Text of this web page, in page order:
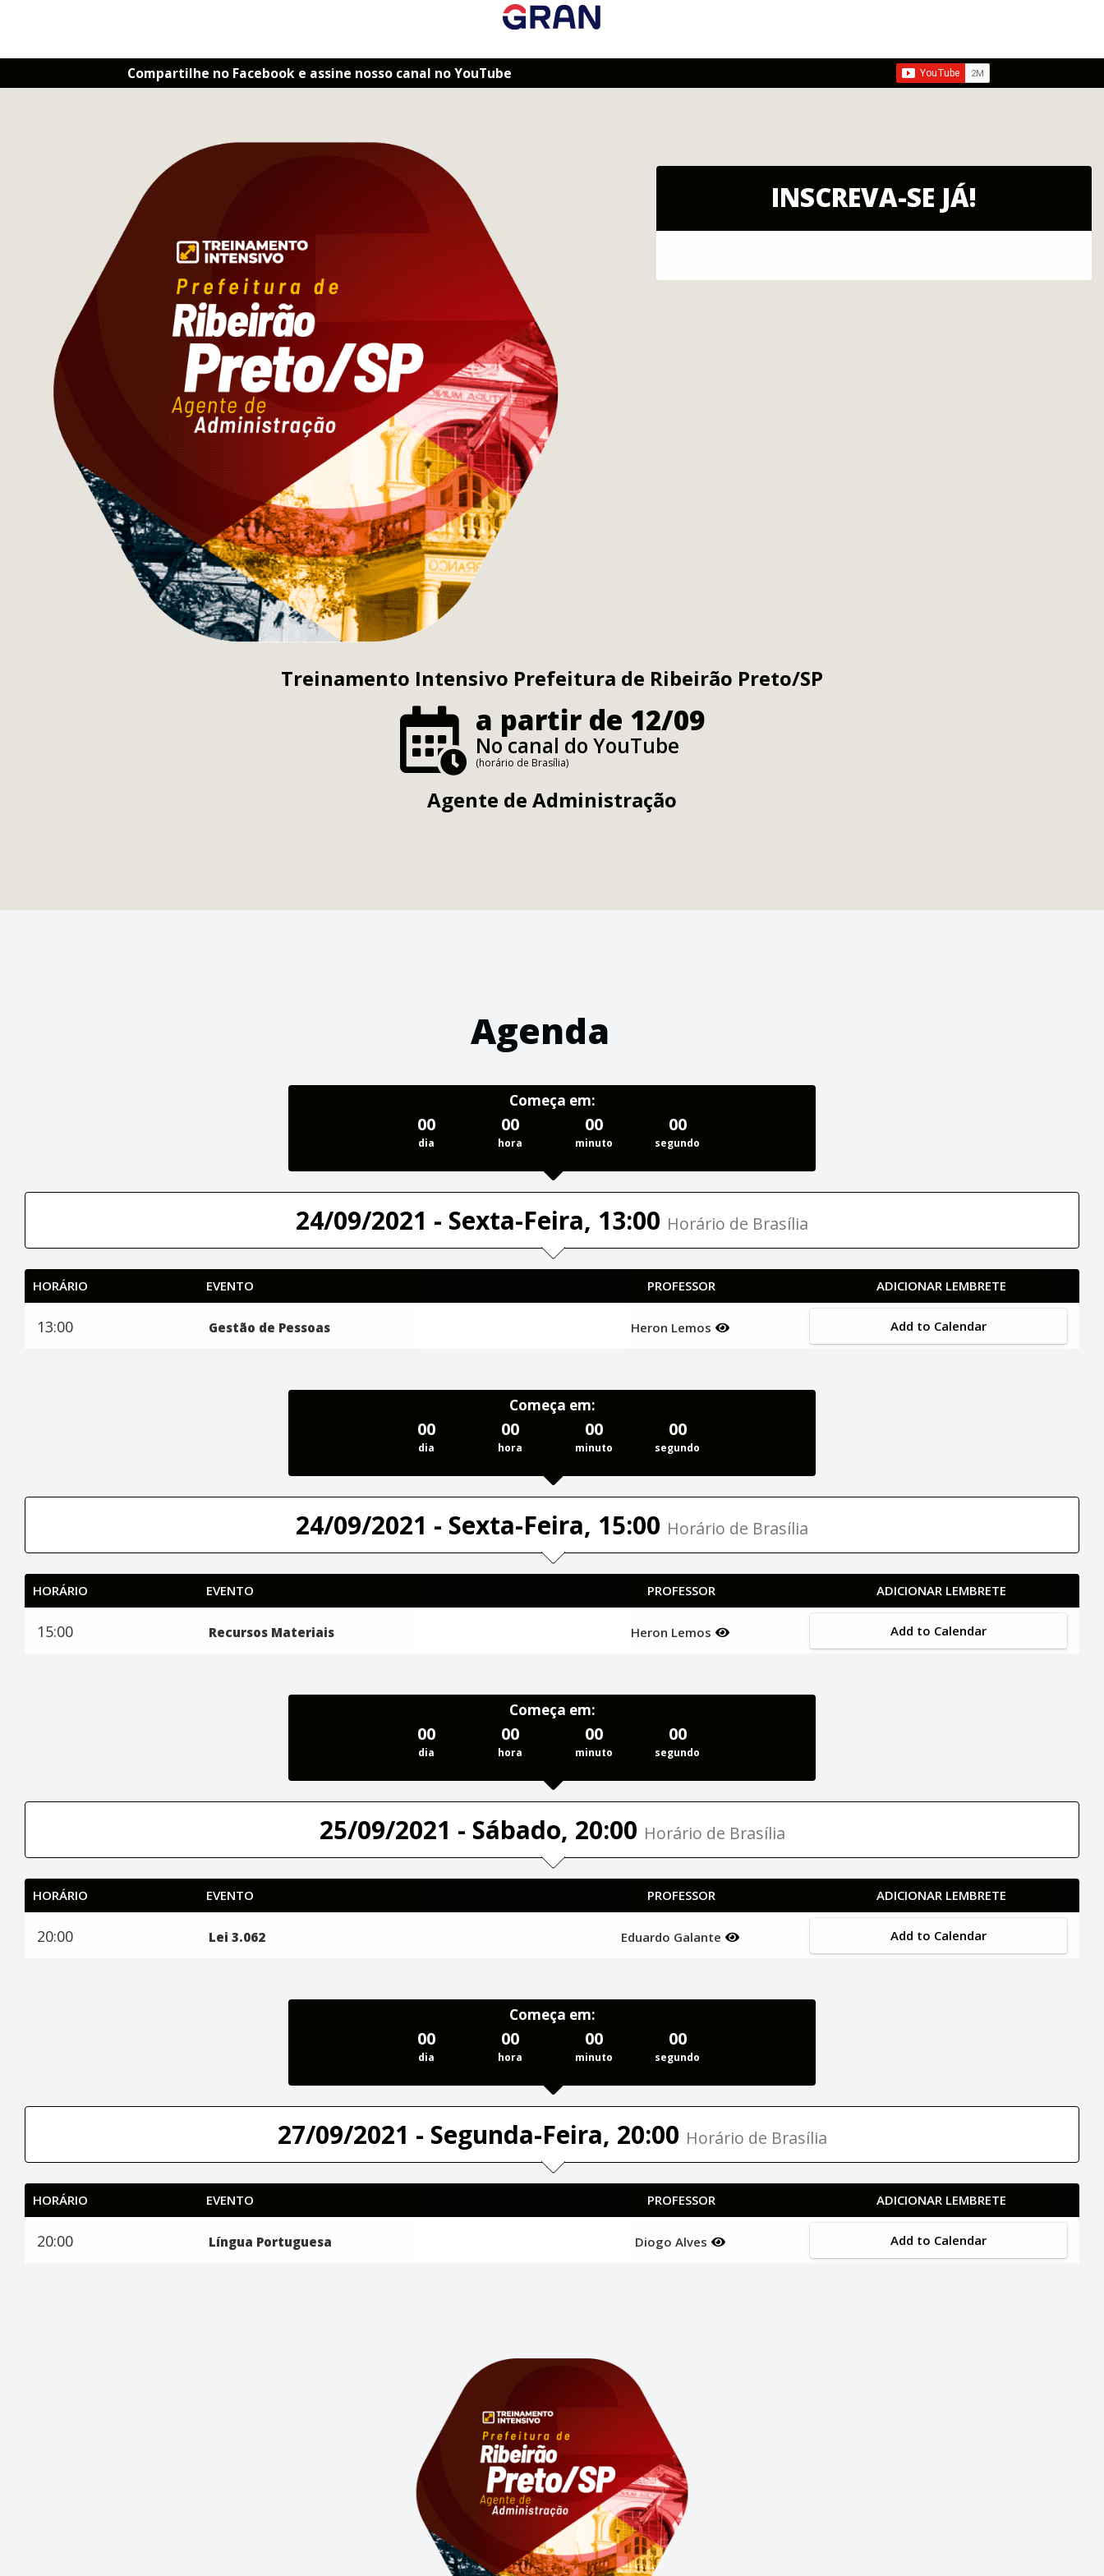
Compartilhe no Facebook e assine nosso canal no YouTube
INSCREVA-SE JÁ!
Treinamento Intensivo Prefeitura de Ribeirão Preto/SP
a partir de 12/09
No canal do YouTube
(horário de Brasília)
Agente de Administração
Agenda
Começa em:
00
dia
00
hora
00
minuto
00
segundo
24/09/2021 - Sexta-Feira, 13:00 Horário de Brasília
HORÁRIO EVENTO PROFESSOR ADICIONAR LEMBRETE
13:00 Gestão de Pessoas Heron Lemos Add to Calendar
Começa em:
00
dia
00
hora
00
minuto
00
segundo
24/09/2021 - Sexta-Feira, 15:00 Horário de Brasília
HORÁRIO EVENTO PROFESSOR ADICIONAR LEMBRETE
15:00 Recursos Materiais Heron Lemos Add to Calendar
Começa em:
00
dia
00
hora
00
minuto
00
segundo
25/09/2021 - Sábado, 20:00 Horário de Brasília
HORÁRIO EVENTO PROFESSOR ADICIONAR LEMBRETE
20:00 Lei 3.062 Eduardo Galante Add to Calendar
Começa em:
00
dia
00
hora
00
minuto
00
segundo
27/09/2021 - Segunda-Feira, 20:00 Horário de Brasília
HORÁRIO EVENTO PROFESSOR ADICIONAR LEMBRETE
20:00 Língua Portuguesa Diogo Alves Add to Calendar